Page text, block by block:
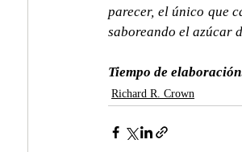
parecer, el único que
saboreando el azúcar
Tiempo de
Richard R. Crown